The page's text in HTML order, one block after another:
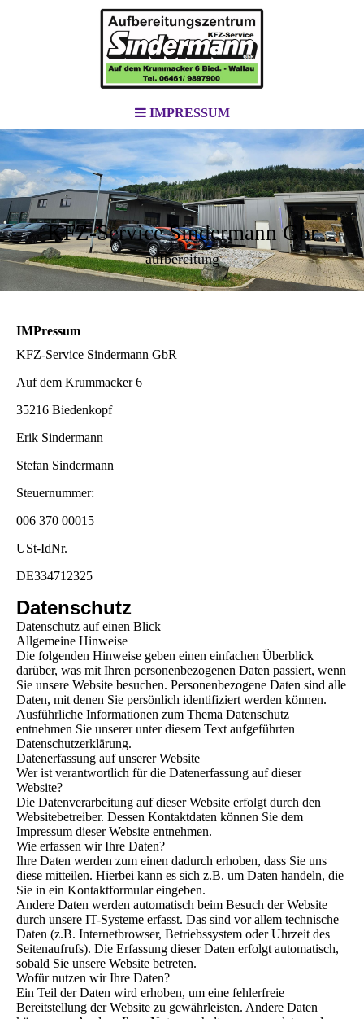
IMPRESSUM
KFZ-Service Sindermann Gbr
aufbereitung
IMPressum
KFZ-Service Sindermann GbR
Auf dem Krummacker 6
35216 Biedenkopf
Erik Sindermann
Stefan Sindermann
Steuernummer:
006 370 00015
USt-IdNr.
DE334712325
Datenschutz
Datenschutz auf einen Blick
Allgemeine Hinweise
Die folgenden Hinweise geben einen einfachen Überblick
darüber, was mit Ihren personenbezogenen Daten passiert, wenn
Sie unsere Website besuchen. Personenbezogene Daten sind alle
Daten, mit denen Sie persönlich identifiziert werden können.
Ausführliche Informationen zum Thema Datenschutz
entnehmen Sie unserer unter diesem Text aufgeführten
Datenschutzerklärung.
Datenerfassung auf unserer Website
Wer ist verantwortlich für die Datenerfassung auf dieser
Website?
Die Datenverarbeitung auf dieser Website erfolgt durch den
Websitebetreiber. Dessen Kontaktdaten können Sie dem
Impressum dieser Website entnehmen.
Wie erfassen wir Ihre Daten?
Ihre Daten werden zum einen dadurch erhoben, dass Sie uns
diese mitteilen. Hierbei kann es sich z.B. um Daten handeln, die
Sie in ein Kontaktformular eingeben.
Andere Daten werden automatisch beim Besuch der Website
durch unsere IT-Systeme erfasst. Das sind vor allem technische
Daten (z.B. Internetbrowser, Betriebssystem oder Uhrzeit des
Seitenaufrufs). Die Erfassung dieser Daten erfolgt automatisch,
sobald Sie unsere Website betreten.
Wofür nutzen wir Ihre Daten?
Ein Teil der Daten wird erhoben, um eine fehlerfreie
Bereitstellung der Website zu gewährleisten. Andere Daten